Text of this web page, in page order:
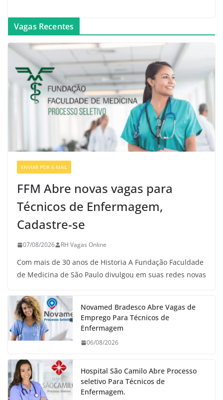
Vagas Recentes
ENVIAR POR E-MAIL
FFM Abre novas vagas para
Técnicos de Enfermagem,
Cadastre-se
07/08/2026 RH Vagas Online
Com mais de 30 anos de Historia A Fundação Faculdade
de Medicina de São Paulo divulgou em suas redes novas
Novamed Bradesco Abre Vagas de
Emprego Para Técnicos de
Enfermagem
06/08/2026
Hospital São Camilo Abre Processo
seletivo Para Técnicos de
Enfermagem.